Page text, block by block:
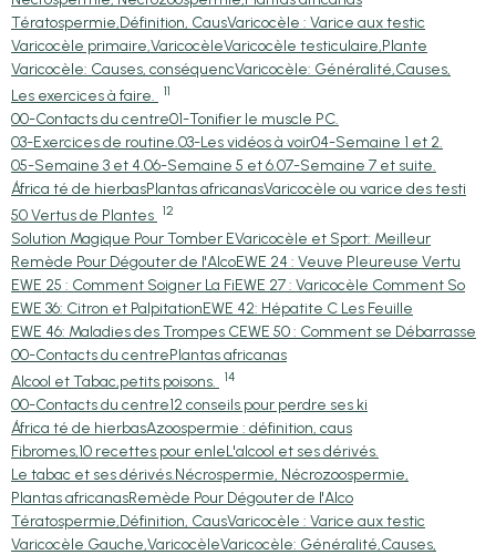
Tératospermie,Définition, CausVaricocèle : Varice aux testic
Varicocèle primaire,VaricocèleVaricocèle testiculaire,Plante
Varicocèle: Causes, conséquencVaricocèle: Généralité,Causes,
Les exercices à faire.
11
00-Contacts du centre01-Tonifier le muscle PC.
03-Exercices de routine.03-Les vidéos à voir04-Semaine 1 et 2.
05-Semaine 3 et 4.06-Semaine 5 et 6.07-Semaine 7 et suite.
África té de hierbasPlantas africanasVaricocèle ou varice des testi
50 Vertus de Plantes 12
Solution Magique Pour Tomber EVaricocèle et Sport: Meilleur
Remède Pour Dégouter de l'AlcoEWE 24 : Veuve Pleureuse Vertu
EWE 25 : Comment Soigner La FiEWE 27 : Varicocèle Comment So
EWE 36: Citron et PalpitationEWE 42: Hépatite C Les Feuille
EWE 46: Maladies des Trompes CEWE 50 : Comment se Débarrasse
00-Contacts du centrePlantas africanas
Alcool et Tabac,petits poisons.
14
00-Contacts du centre12 conseils pour perdre ses ki
África té de hierbasAzoospermie : définition, caus
Fibromes,10 recettes pour enleL'alcool et ses dérivés.
Le tabac et ses dérivés.Nécrospermie, Nécrozoospermie,
Plantas africanasRemède Pour Dégouter de l'Alco
Tératospermie,Définition, CausVaricocèle : Varice aux testic
Varicocèle Gauche,VaricocèleVaricocèle: Généralité,Causes,